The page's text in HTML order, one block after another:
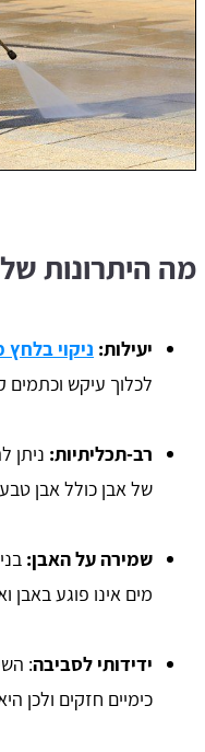
מה היתרונות
יעילות: ניקוי בלחץ
לכלוך עיקש וכתמים
רב-תכליתיות: ניתן
של אבן כולל אבן
שמירה על האבן:
מים אינו פוגע באבן
ידידותי לסביבה:
כימיים חזקים ולכן